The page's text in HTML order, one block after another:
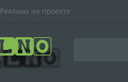
Реклама на проекте